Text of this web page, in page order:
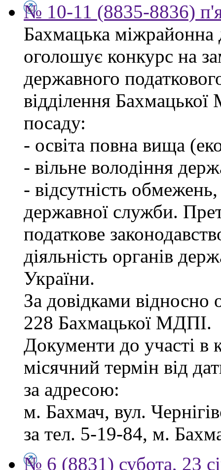
№ 10-11 (8835-8836)
Бахмацька міжрайонна
оголошує конкурс на
державного
відділення
посаду:
- освіта повна вища
- вільне володіння
- відсутність
державної служби.
податкове
діяльність органів
України.
За довідками відносно
228 Бахмацької МДПІ.
Документи до участі в
місячний термін від
за адресою:
м. Бахмач, вул.
за тел. 5-19-84, м.
№ 6 (8831) субота, 23